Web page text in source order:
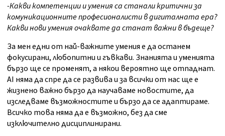
-Какви компетенции и умения са станали критични за
комуникационните професионалисти в дигиталната ера?
Какви нови умения очаквате да станат важни в бъдеще?
За мен едни от най-важните умения е да останем
фокусирани, любопитни и гъвкави. Знанията и уменията
бързо ще се променят, а някои вероятно ще отпаднат.
AI няма да спре да се развива и за всички от нас ще е
жизнено важно бързо да научаваме новостите, да
изследваме възможностите и бързо да се адаптираме.
Всичко това няма да е възможно, без да сме
изключително дисциплинирани.